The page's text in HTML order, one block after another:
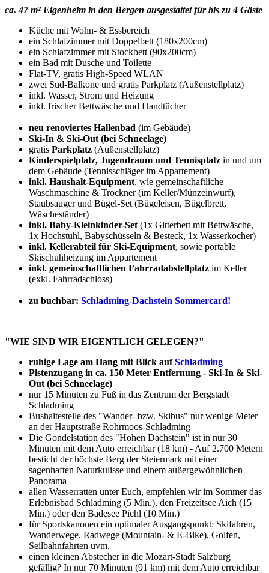
ca. 47 m² Eigenheim in den Bergen ausgestattet für bis zu 4 Gäste
Küche mit Wohn- & Essbereich
ein Schlafzimmer mit Doppelbett (180x200cm)
ein Schlafzimmer mit Stockbett (90x200cm)
ein Bad mit Dusche und Toilette
Flat-TV, gratis High-Speed WLAN
zwei Süd-Balkone und gratis Parkplatz (Außenstellplatz)
inkl. Wasser, Strom und Heizung
inkl. frischer Bettwäsche und Handtücher
neu renoviertes Hallenbad (im Gebäude)
Ski-In & Ski-Out (bei Schneelage)
gratis Parkplatz (Außenstellplatz)
Kinderspielplatz, Jugendraum und Tennisplatz in und um
dem Gebäude (Tennisschläger im Appartement)
inkl. Haushalt-Equipment, wie gemeinschaftliche
Waschmaschine & Trockner (im Keller/Münzeinwurf),
Staubsauger und Bügel-Set (Bügeleisen, Bügelbrett,
Wäscheständer)
inkl. Baby-Kleinkinder-Set (1x Gitterbett mit Bettwäsche,
1x Hochstuhl, Babyschüsseln & Besteck, 1x Wasserkocher)
inkl. Kellerabteil für Ski-Equipment, sowie portable
Skischuhheizung im Appartement
​inkl. gemeinschaftlichen Fahrradabstellplatz im Keller
(exkl. Fahrradschloss)
zu buchbar: Schladming-Dachstein Sommercard!
"WIE SIND WIR EIGENTLICH GELEGEN?"
ruhige Lage am Hang mit Blick aufSchladming
Pistenzugang in ca. 150 Meter Entfernung - Ski-In & Ski-
Out (bei Schneelage)
nur 15 Minuten zu Fuß in das Zentrum der Bergstadt
Schladming
Bushaltestelle des "Wander- bzw. Skibus" nur wenige Meter
an der Hauptstraße Rohrmoos-Schladming
Die Gondelstation des "Hohen Dachstein" ist in nur 30
Minuten mit dem Auto erreichbar (18 km) - Auf 2.700 Metern
besticht der höchste Berg der Steiermark mit einer
sagenhaften Naturkulisse und einem außergewöhnlichen
Panorama
allen Wasserratten unter Euch, empfehlen wir im Sommer das
Erlebnisbad Schladming (5 Min.), den Freizeitsee Aich (15
Min.) oder den Badesee Pichl (10 Min.)
für Sportskanonen ein optimaler Ausgangspunkt: Skifahren,
Wanderwege, Radwege (Mountain- & E-Bike), Golfen,
Seilbahnfahrten uvm.
einen kleinen Abstecher in die Mozart-Stadt Salzburg
gefällig? In nur 70 Minuten (91 km) mit dem Auto erreichbar